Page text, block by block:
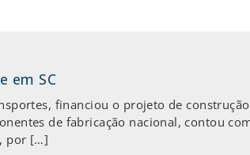
em SC
financiou o projeto de
de fabricação nacional, contou
por […]